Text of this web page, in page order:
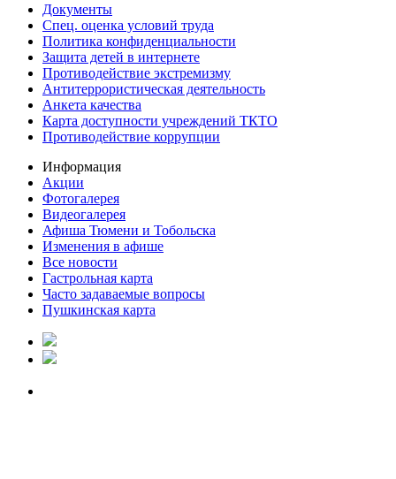
Документы
Спец. оценка условий труда
Политика конфиденциальности
Защита детей в интернете
Противодействие экстремизму
Антитеррористическая деятельность
Анкета качества
Карта доступности учреждений ТКТО
Противодействие коррупции
Информация
Акции
Фотогалерея
Видеогалерея
Афиша Тюмени и Тобольска
Изменения в афише
Все новости
Гастрольная карта
Часто задаваемые вопросы
Пушкинская карта